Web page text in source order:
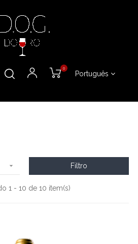
Português
0
 Filtro
1 - 10 de 10 item(s)